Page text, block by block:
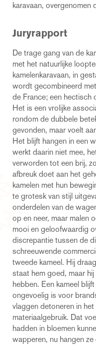
karavaan, overgenomen
Juryrapport
De trage gang van de
met het natuurlijke
kamelenkaravaan, in
wordt gecombineerd
de France; een hectisch
Het is een vrolijke
rondom de dubbele
gevonden, maar voelt
Het blijft hangen in een
werkt daarin niet mee,
verworden tot een brij,
afbreuk doet aan het
kamelen met hun
te grotesk van stijl
onderdelen van de
op en neer, maar malen
mooi en geloofwaardig
discrepantie tussen de
schreeuwende
tweede kameel. Hij
staat hem goed, maar
hebben. Een kameel
ongevoelig is voor
vlaggen detoneren in
materiaalgebruik. Dat
hadden in bloemen
wapperen, nu hangen